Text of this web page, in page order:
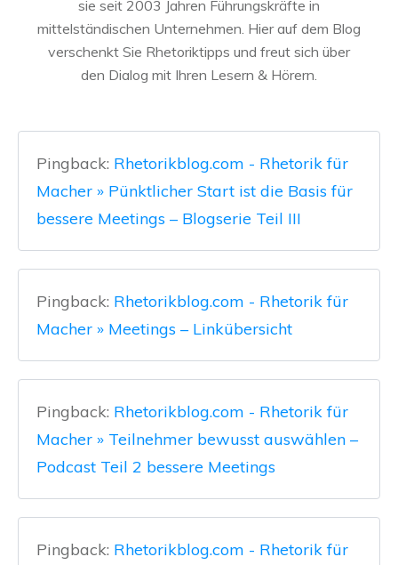
sie seit 2003 Jahren Führungskräfte in
mittelständischen Unternehmen. Hier auf dem Blog
verschenkt Sie Rhetoriktipps und freut sich über
den Dialog mit Ihren Lesern & Hörern.
Pingback: Rhetorikblog.com - Rhetorik für
Macher » Pünktlicher Start ist die Basis für
bessere Meetings – Blogserie Teil III
Pingback: Rhetorikblog.com - Rhetorik für
Macher » Meetings – Linkübersicht
Pingback: Rhetorikblog.com - Rhetorik für
Macher » Teilnehmer bewusst auswählen –
Podcast Teil 2 bessere Meetings
Pingback: Rhetorikblog.com - Rhetorik für